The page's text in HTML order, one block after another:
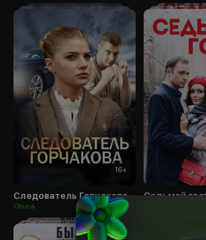
16+
Следователь Горчакова
Obuna
Седьмой